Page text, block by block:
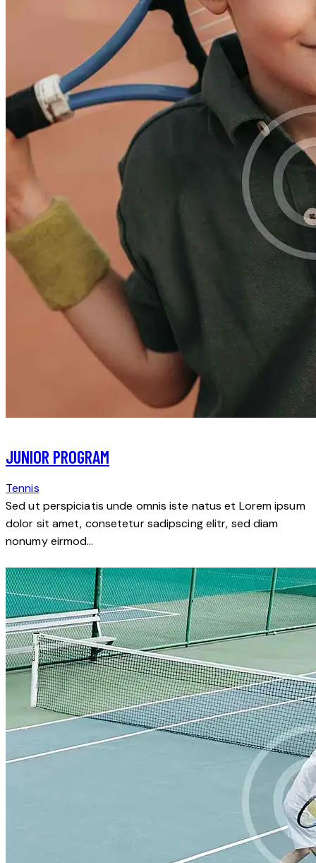
JUNIOR PROGRAM
Tennis
Sed ut perspiciatis unde omnis iste natus et Lorem ipsum
dolor sit amet, consetetur sadipscing elitr, sed diam
nonumy eirmod…